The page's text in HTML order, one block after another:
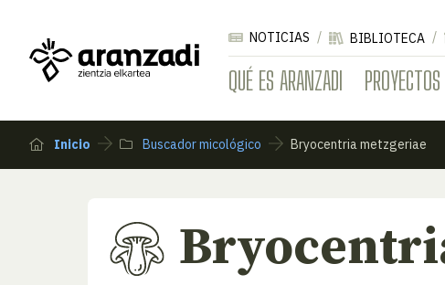
QUÉ ES ARANZADI PROYECTOS
NOTICIAS BIBLIOTECA
Inicio Buscador micológico Bryocentria metzgeriae